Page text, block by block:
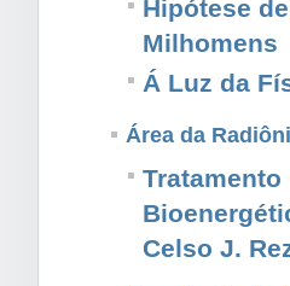
Hipótese
Milhomens
Á Luz da
Área da
Celso J.